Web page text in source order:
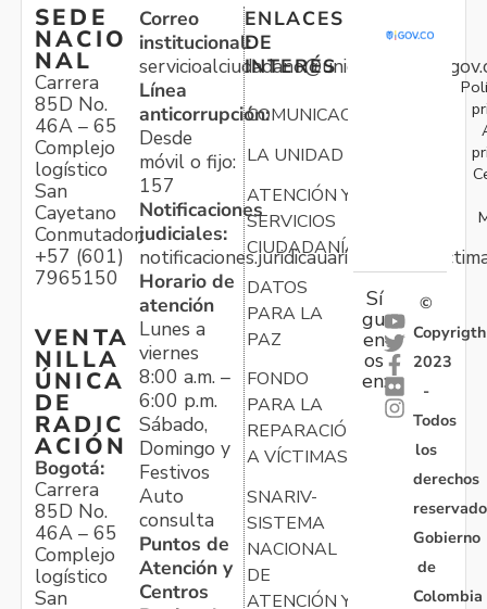
SEDE
NACIO
NAL
Carrera
85D No.
46A – 65
Complejo
logístico
San
Cayetano
Conmutador:
+57 (601)
7965150
VENTA
NILLA
ÚNICA
DE
RADIC
ACIÓN
Bogotá:
Carrera
85D No.
46A – 65
Complejo
logístico
San
Correo
institucional:
Línea
anticorrupción:
Desde
móvil o fijo:
157
Notificaciones
judiciales:
Horario de
atención
Lunes a
viernes
8:00 a.m. –
6:00 p.m.
Sábado,
Domingo y
Festivos
Auto
consulta
Puntos de
Atención y
Centros
ENLACES
DE
INTERÉS
COMUNICACIONES
LA UNIDAD
ATENCIÓN Y
SERVICIOS
CIUDADANÍA
DATOS
PARA LA
PAZ
FONDO
PARA LA
REPARACIÓN
A VÍCTIMAS
SNARIV-
SISTEMA
NACIONAL
DE
ATENCIÓN Y
Sí
gu
en
os
en:
©
Copyrigth
2023
-
Todos
los
derechos
Gobierno
de
Colombia